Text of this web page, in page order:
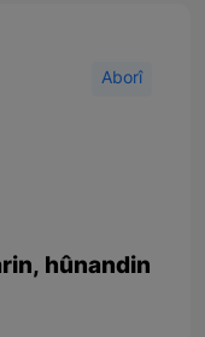
Aborî
hûnandin